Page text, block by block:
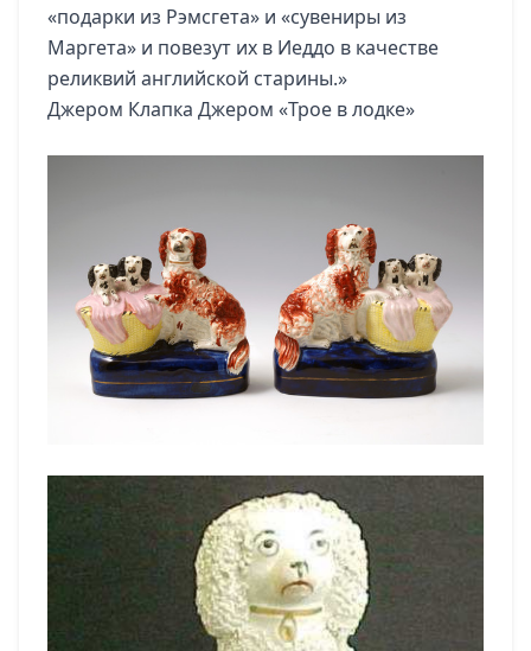
«подарки из Рэмсгета» и «сувениры из
Маргета» и повезут их в Иеддо в качестве
реликвий английской старины.»
Джером Клапка Джером «Трое в лодке»